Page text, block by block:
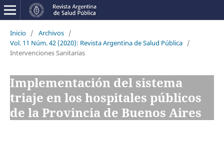
Inicio / Archivos /
Vol. 11 Núm. 42 (2020): Revista Argentina de Salud Pública /
Intervenciones Sanitarias
Implementación del sistema
triaje en los hospitales públicos
de la Provincia de Buenos Aires